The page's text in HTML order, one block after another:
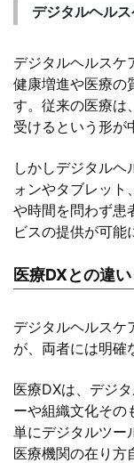
デジタルヘル
デジタルヘルスケ
健康増進や医療の
す。従来の医療は
受けるという形が
しかしデジタルヘ
ォンやタブレット
や時間を問わず患
ビスの提供が可能
医療DXとの違い
デジタルヘルスケ
が、両者には明確
医療DXは、デジ
ーや組織文化その
単にデジタルツー
医療機関の在り方